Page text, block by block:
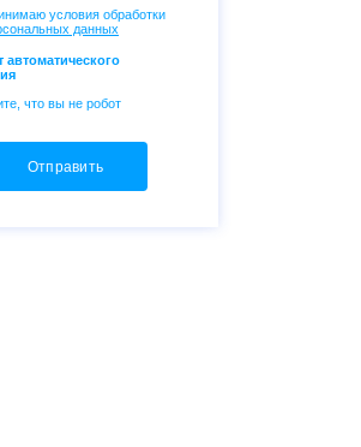
условия обработки
данных
автоматического
что вы не робот
Отправить